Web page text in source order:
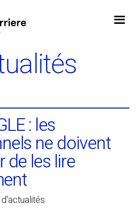
: les
ne doivent
de les lire